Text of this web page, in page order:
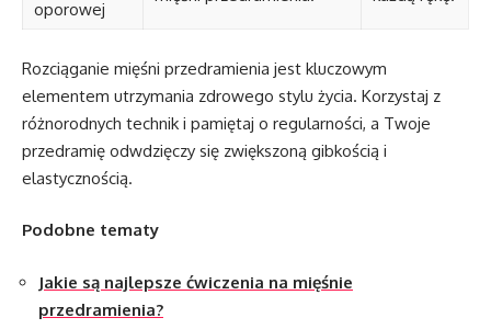
oporowej
Rozciąganie mięśni przedramienia jest kluczowym
elementem utrzymania zdrowego stylu życia. Korzystaj z
różnorodnych technik i pamiętaj o regularności, a Twoje
przedramię odwdzięczy się zwiększoną gibkością i
elastycznością.
Podobne tematy
Jakie są najlepsze ćwiczenia na mięśnie
przedramienia?